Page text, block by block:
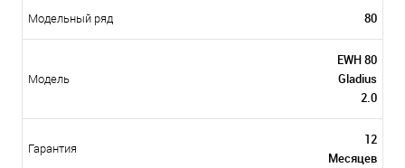
Модельный ряд 80
Модель
EWH 80
Gladius
2.0
Гарантия
12
Месяцев